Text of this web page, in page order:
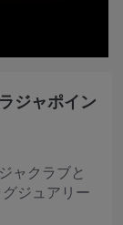
ジャポイン
ャクラブと
ジュアリー